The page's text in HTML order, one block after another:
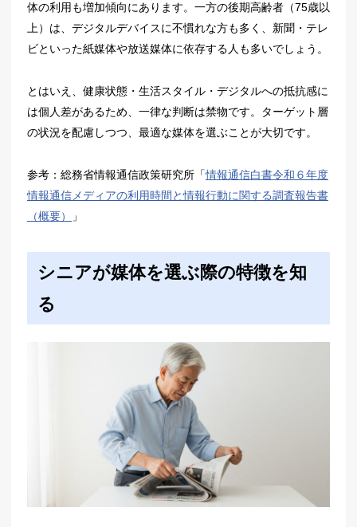
体の利用も増加傾向にあります。一方の後期高齢者（75歳以
上）は、デジタルデバイスに不慣れな方も多く、新聞・テレ
ビといった紙媒体や放送媒体に依存する人も多いでしょう。
とはいえ、健康状態・生活スタイル・デジタルへの抵抗感に
は個人差があるため、一律な判断は禁物です。ターゲット層
の状況を配慮しつつ、最適な媒体を選ぶことが大切です。
参考：総務省情報通信政策研究所「情報通信白書令和６年度
情報通信メディアの利用時間と情報行動に関する調査報告書
（概要）
」
シニアが媒体を選ぶ際の特徴を知
る